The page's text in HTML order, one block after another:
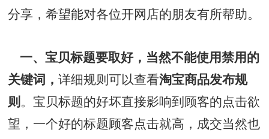
分享，希望能对各位开网店的朋友有所帮助。
一、宝贝标题要取好，当然不能使用禁用的
关键词，详细规则可以查看淘宝商品发布规
则 。宝贝标题的好坏直接影响到顾客的点击欲
望，一个好的标题顾客点击就高，成交当然也